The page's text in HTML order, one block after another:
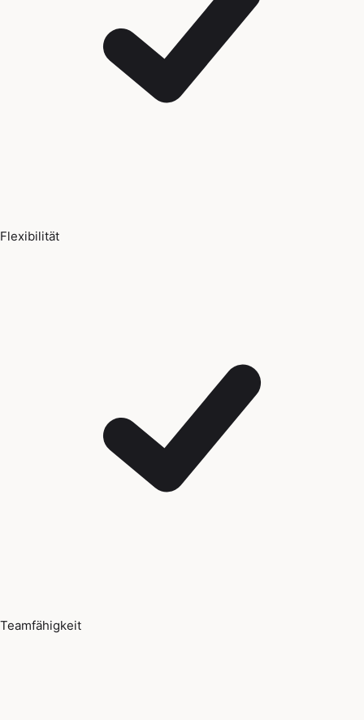
Flexibilität
Teamfähigkeit